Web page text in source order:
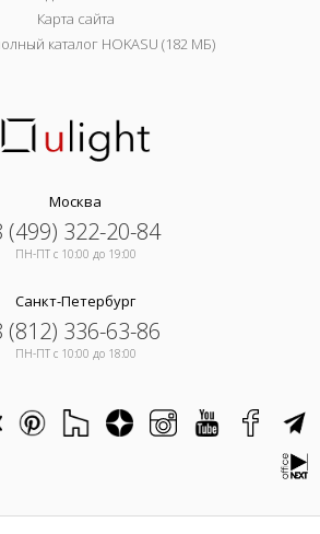
Карта сайта
каталог HOKASU (182 МБ)
Москва
(499) 322-20-84
ПН-ПТ c 10:00 до 19:00
Санкт-Петербург
(812) 336-63-86
ПН-ПТ c 10:00 до 18:00